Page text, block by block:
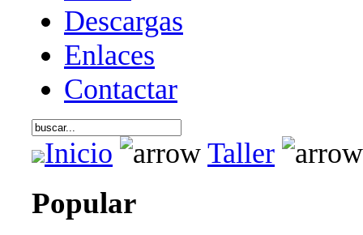
Descargas
Enlaces
Contactar
Inicio
Taller
Popular